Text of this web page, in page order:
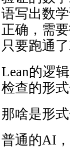
语写出数
正确，需
只要跑通
Lean的逻
检查的形式
那啥是形
普通的AI